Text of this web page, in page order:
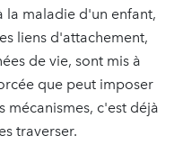
la maladie d'un enfant,
liens d'attachement,
de vie, sont mis à
que peut imposer
mécanismes, c'est déjà
traverser.